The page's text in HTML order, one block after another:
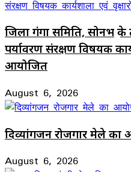
जिला गंगा समिति, सोनभद्र
पर्यावरण संरक्षण विषयक
आयोजित
August 6, 2026
दिव्यांगजन रोजगार मेले
August 6, 2026